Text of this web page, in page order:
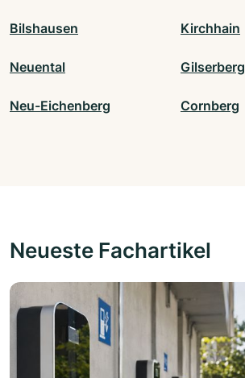
Bilshausen Kirchhain
Neuental Gilserberg
Neu-Eichenberg Cornberg
Neueste Fachartikel